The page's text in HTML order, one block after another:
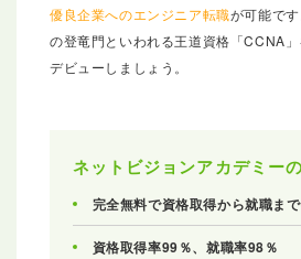
優良企業へのエンジニア転職が可能で
の登竜門といわれる王道資格「CCNA
デビューしましょう。
ネットビジョンアカデミー
完全無料で資格取得から就職ま
資格取得率99％、就職率98％